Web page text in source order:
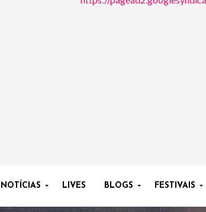
NOTÍCIAS LIVES BLOGS FESTIVAIS